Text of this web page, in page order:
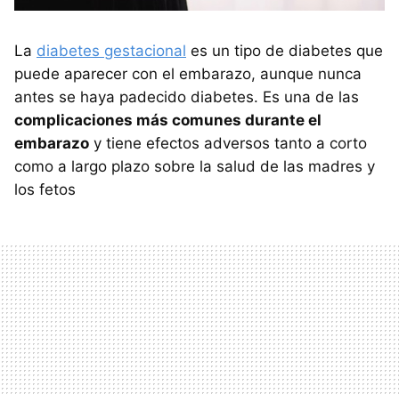
La diabetes gestacional es un tipo de diabetes que
puede aparecer con el embarazo, aunque nunca
antes se haya padecido diabetes. Es una de las
complicaciones más comunes durante el
embarazo y tiene efectos adversos tanto a corto
como a largo plazo sobre la salud de las madres y
los fetos